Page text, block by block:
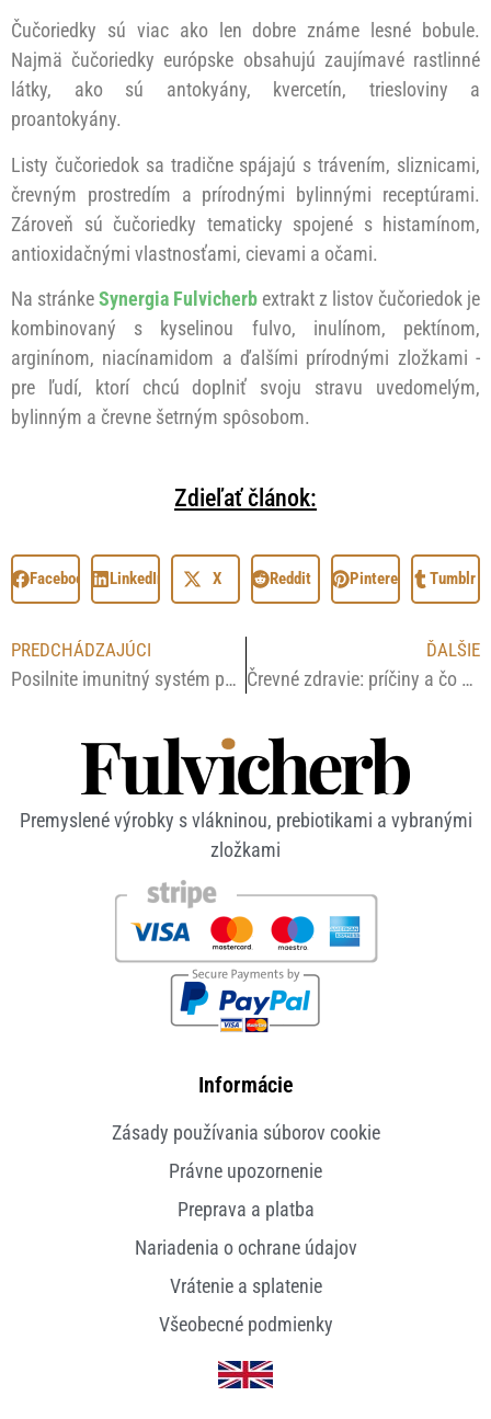
Čučoriedky sú viac ako len dobre známe lesné bobule.
Najmä čučoriedky európske obsahujú zaujímavé rastlinné
látky, ako sú antokyány, kvercetín, triesloviny a
proantokyány.
Listy čučoriedok sa tradične spájajú s trávením, sliznicami,
črevným prostredím a prírodnými bylinnými receptúrami.
Zároveň sú čučoriedky tematicky spojené s histamínom,
antioxidačnými vlastnosťami, cievami a očami.
Na stránkeSynergia Fulvicherb extrakt z listov čučoriedok je
kombinovaný s kyselinou fulvo, inulínom, pektínom,
arginínom, niacínamidom a ďalšími prírodnými zložkami -
pre ľudí, ktorí chcú doplniť svoju stravu uvedomelým,
bylinným a črevne šetrným spôsobom.
Zdieľať článok:
Facebook LinkedIn X Reddit Pinterest Tumblr
PREDCHÁDZAJÚCI
Posilnite imunitný systém pomocou prírodných produktov: Črevná flóra, vitamíny a bylinky
ĎALŠIE
Črevné zdravie: príčiny a čo skutočne pomáha
Premyslené výrobky s vlákninou, prebiotikami a vybranými
zložkami
Informácie
Zásady používania súborov cookie
Právne upozornenie
Preprava a platba
Nariadenia o ochrane údajov
Vrátenie a splatenie
Všeobecné podmienky